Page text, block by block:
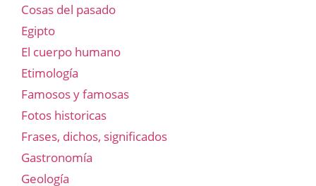
Cosas del pasado
Egipto
El cuerpo humano
Etimología
Famosos y famosas
Fotos historicas
Frases, dichos, significados
Gastronomía
Geología